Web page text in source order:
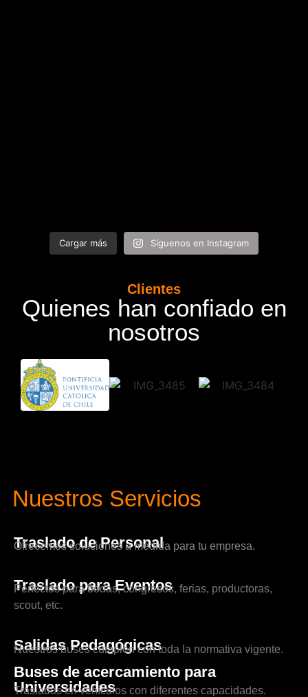
Cargar más Síguenos en Instagram
Clientes
Quienes han confiado en
nosotros
Nuestros Servicios
Traslado de Personal
Ofrecemos soluciones a medida para tu empresa.
Traslado para Eventos
Perfectos para bodas, congresos, ferias, productoras,
scout, etc.
Salidas Pedagógicas
Nuestros buses cumplen con toda la normativa vigente.
Buses de acercamiento para
Universidades
Traslados en vehículos con diferentes capacidades.